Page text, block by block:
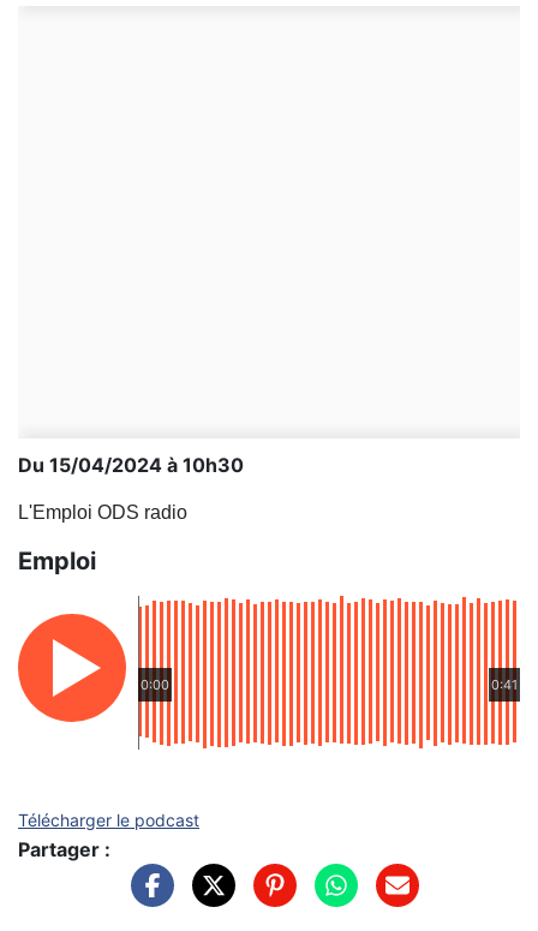
Du 15/04/2024 à 10h30
L'Emploi ODS radio
Emploi
0:00 0:41
Télécharger le podcast
Partager :